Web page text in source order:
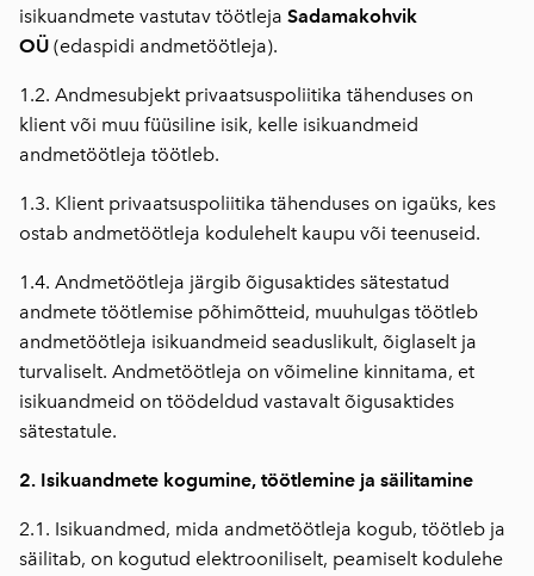
isikuandmete vastutav töötleja Sadamakohvik
OÜ (edaspidi andmetöötleja).
1.2. Andmesubjekt privaatsuspoliitika tähenduses on
klient või muu füüsiline isik, kelle isikuandmeid
andmetöötleja töötleb.
1.3. Klient privaatsuspoliitika tähenduses on igaüks, kes
ostab andmetöötleja kodulehelt kaupu või teenuseid.
1.4. Andmetöötleja järgib õigusaktides sätestatud
andmete töötlemise põhimõtteid, muuhulgas töötleb
andmetöötleja isikuandmeid seaduslikult, õiglaselt ja
turvaliselt. Andmetöötleja on võimeline kinnitama, et
isikuandmeid on töödeldud vastavalt õigusaktides
sätestatule.
2. Isikuandmete kogumine, töötlemine ja säilitamine
2.1. Isikuandmed, mida andmetöötleja kogub, töötleb ja
säilitab, on kogutud elektrooniliselt, peamiselt kodulehe